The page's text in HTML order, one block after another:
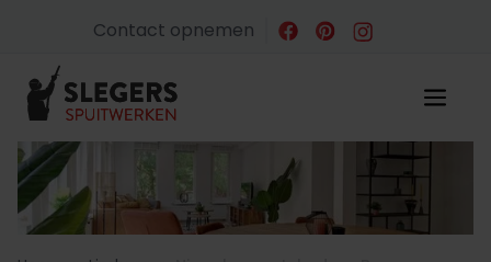
Contact opnemen